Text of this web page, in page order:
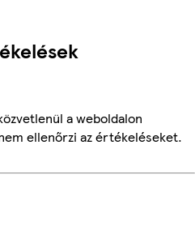
a weboldalon
ellenőrzi az értékeléseket.